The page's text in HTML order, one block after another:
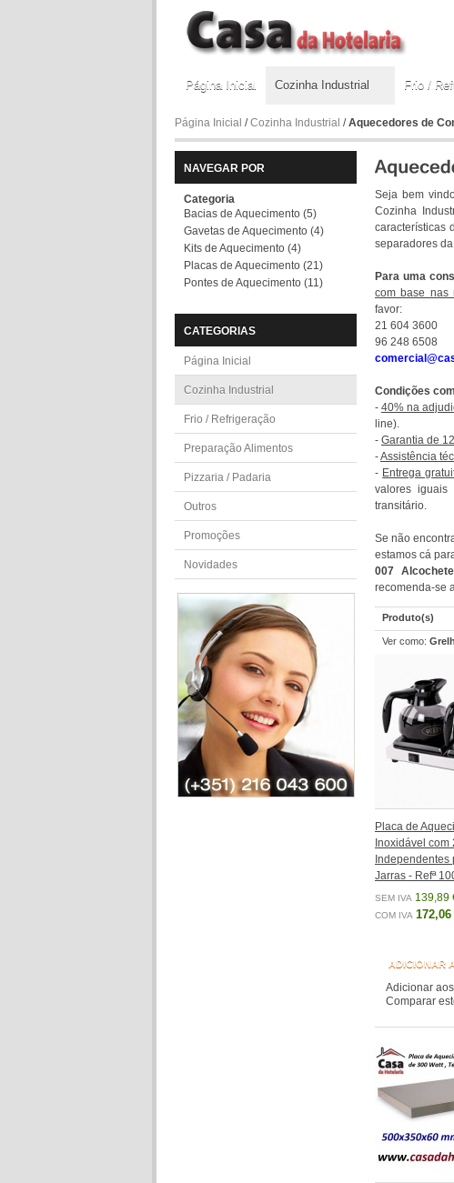
Página Inicial Cozinha Industrial Frio /
Página Inicial /Cozinha Industrial /Aquecedores de
NAVEGAR POR
Categoria
Bacias de Aquecimento (5)
Gavetas de Aquecimento (4)
Kits de Aquecimento (4)
Placas de Aquecimento (21)
Pontes de Aquecimento (11)
CATEGORIAS
Página Inicial
Cozinha Industrial
Frio / Refrigeração
Preparação Alimentos
Pizzaria / Padaria
Outros
Promoções
Novidades
Seja bem
Cozinha
características
separadores
Para uma
com base nas
favor:
21 604 3600
96 248 6508
Condições
- 40% na
line).
- Garantia de
-Assistência
- Entrega
valores
transitário.
Se não
estamos cá
007 Alcochete
recomenda-se
Produto(s)
Ver como:
Placa de
Inoxidável com
Independentes
Jarras - Refª
SEM IVA 139,89
COM IVA 172,06
ADICIONAR
Adicionar
Comparar